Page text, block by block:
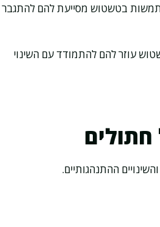
בטשטוש מסייעת להם
עוזר להם להתמודד עם השינוי
ההתנהגותיים.